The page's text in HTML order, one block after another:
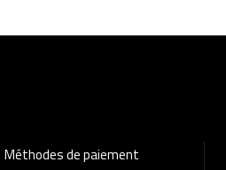
Méthodes de paiement